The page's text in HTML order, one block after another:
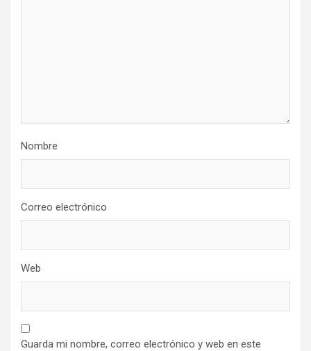
Nombre
Correo electrónico
Web
Guarda mi nombre, correo electrónico y web en este